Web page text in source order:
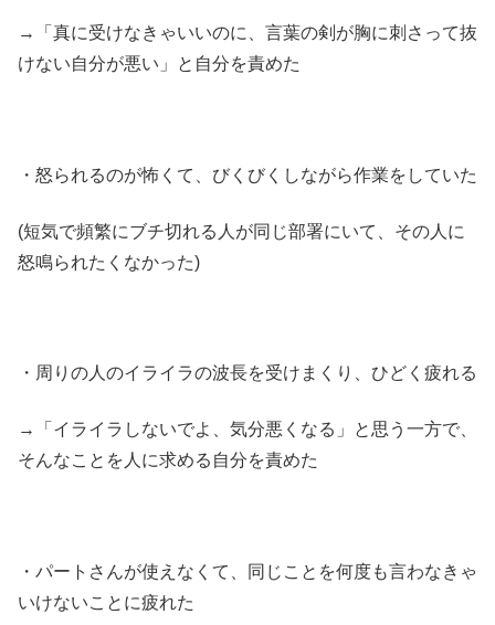
→「真に受けなきゃいいのに、言葉の剣が胸に刺さって抜
けない自分が悪い」と自分を責めた
・怒られるのが怖くて、びくびくしながら作業をしていた
(短気で頻繁にブチ切れる人が同じ部署にいて、その人に
怒鳴られたくなかった)
・周りの人のイライラの波長を受けまくり、ひどく疲れる
→「イライラしないでよ、気分悪くなる」と思う一方で、
そんなことを人に求める自分を責めた
・パートさんが使えなくて、同じことを何度も言わなきゃ
いけないことに疲れた